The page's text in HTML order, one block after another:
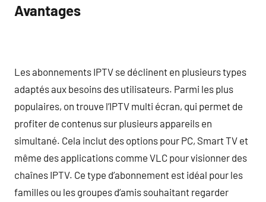
Avantages
Les abonnements IPTV se déclinent en plusieurs types
adaptés aux besoins des utilisateurs. Parmi les plus
populaires, on trouve l’IPTV multi écran, qui permet de
profiter de contenus sur plusieurs appareils en
simultané. Cela inclut des options pour PC, Smart TV et
même des applications comme VLC pour visionner des
chaînes IPTV. Ce type d’abonnement est idéal pour les
familles ou les groupes d’amis souhaitant regarder